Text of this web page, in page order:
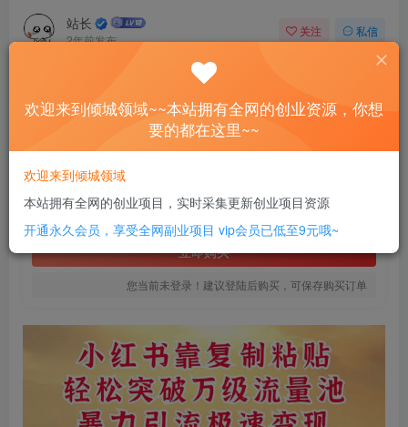
站长
2年前发布
关注 私信
深层揭秘小红书，靠复制粘贴，一周突破万级流量池，无脑搬运，暴力引流…
此内容为付费资源，请付费后查看
SVIP全站会员 免费
立即购买
您当前未登录！建议登陆后购买，可保存购买订单
已售 2
欢迎来到倾城领域~~本站拥有全网的创业资源，你想
要的都在这里~~
欢迎来到倾城领域
本站拥有全网的创业项目，实时采集更新创业项目资源
开通永久会员，享受全网副业项目 vip会员已低至9元哦~